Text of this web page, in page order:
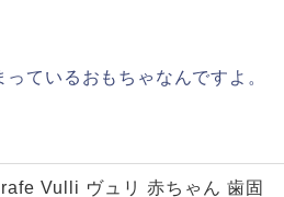
ているおもちゃなんですよ。
Vulli ヴュリ 赤ちゃん 歯固